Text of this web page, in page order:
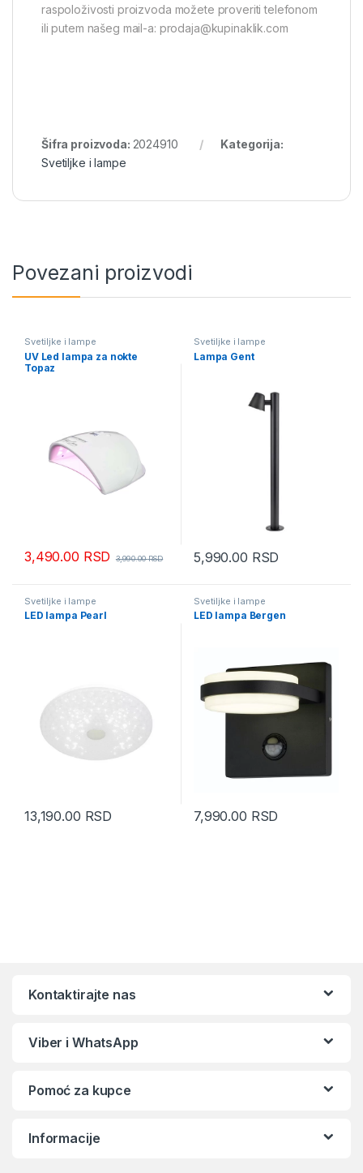
raspoloživosti proizvoda možete proveriti telefonom
ili putem našeg mail-a: prodaja@kupinaklik.com
Šifra proizvoda: 2024910
Kategorija:
Svetiljke i lampe
Povezani proizvodi
Svetiljke i lampe
UV Led lampa za nokte
Topaz
3,490.00 RSD 3,990.00RSD
Svetiljke i lampe
Lampa Gent
5,990.00 RSD
Svetiljke i lampe
LED lampa Pearl
13,190.00 RSD
Svetiljke i lampe
LED lampa Bergen
7,990.00 RSD
Kontaktirajte nas
Viber i WhatsApp
Pomoć za kupce
Informacije